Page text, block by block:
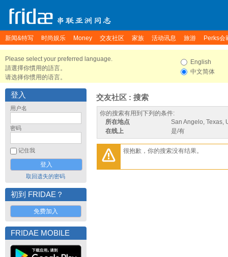
新闻&特写 时尚娱乐 Money 交友社区 家族 活动讯息 旅游 Perks会
Please select your preferred language.
請選擇你慣用的語言。
请选择你惯用的语言。
English
中文简体
登入
用户名
密码
记住我
取回遗失的密码
初到 FRIDAE？
免费加入
FRIDAE MOBILE
交友社区 : 搜索
你的搜索有用到下列的条件:
所在地点
San Angelo, Texas,
在线上
是/有
很抱歉，你的搜索没有结果。